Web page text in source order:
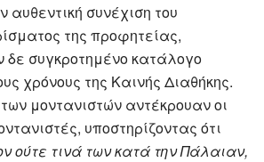
συνέχιση του
της προφητείας,
δε συγκροτημένο κατάλογο
χρόνους της Καινής Διαθήκης.
μοντανιστών αντέκρουαν οι
υποστηρίζοντας ότι
ούτε τινά των κατά την Πάλαιαν,